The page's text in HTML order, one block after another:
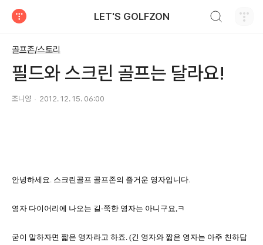
LET'S GOLFZON
골프존/스토리
필드와 스크린 골프는 달라요!
조니양 2012. 12. 15. 06:00
안녕하세요. 스크린골프 골프존의 즐거운 영자입니다.
영자 다이어리에 나오는 길-쭉한 영자는 아니구요,ㅋ
굳이 말하자면 짧은 영자라고 하죠. (긴 영자와 짧은 영자는 아주 친하답